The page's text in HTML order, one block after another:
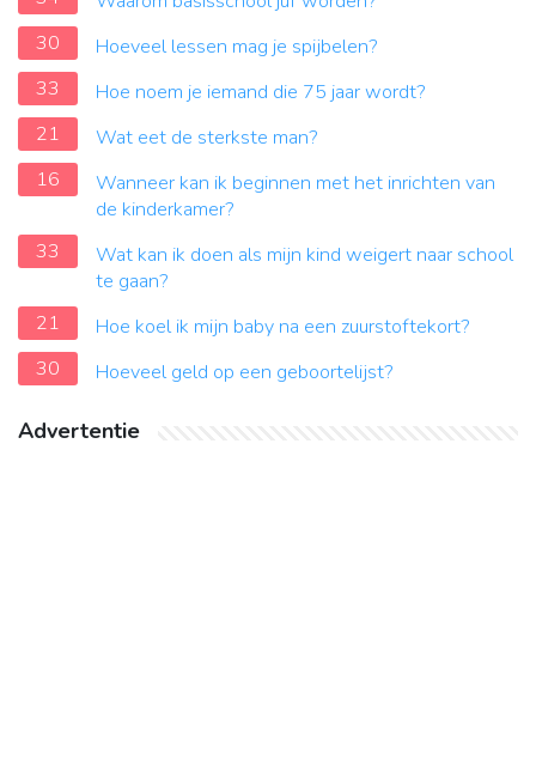
30
Hoeveel lessen mag je spijbelen?
33
Hoe noem je iemand die 75 jaar wordt?
21
Wat eet de sterkste man?
16
Wanneer kan ik beginnen met het inrichten van
de kinderkamer?
33
Wat kan ik doen als mijn kind weigert naar school
te gaan?
21
Hoe koel ik mijn baby na een zuurstoftekort?
30
Hoeveel geld op een geboortelijst?
Advertentie